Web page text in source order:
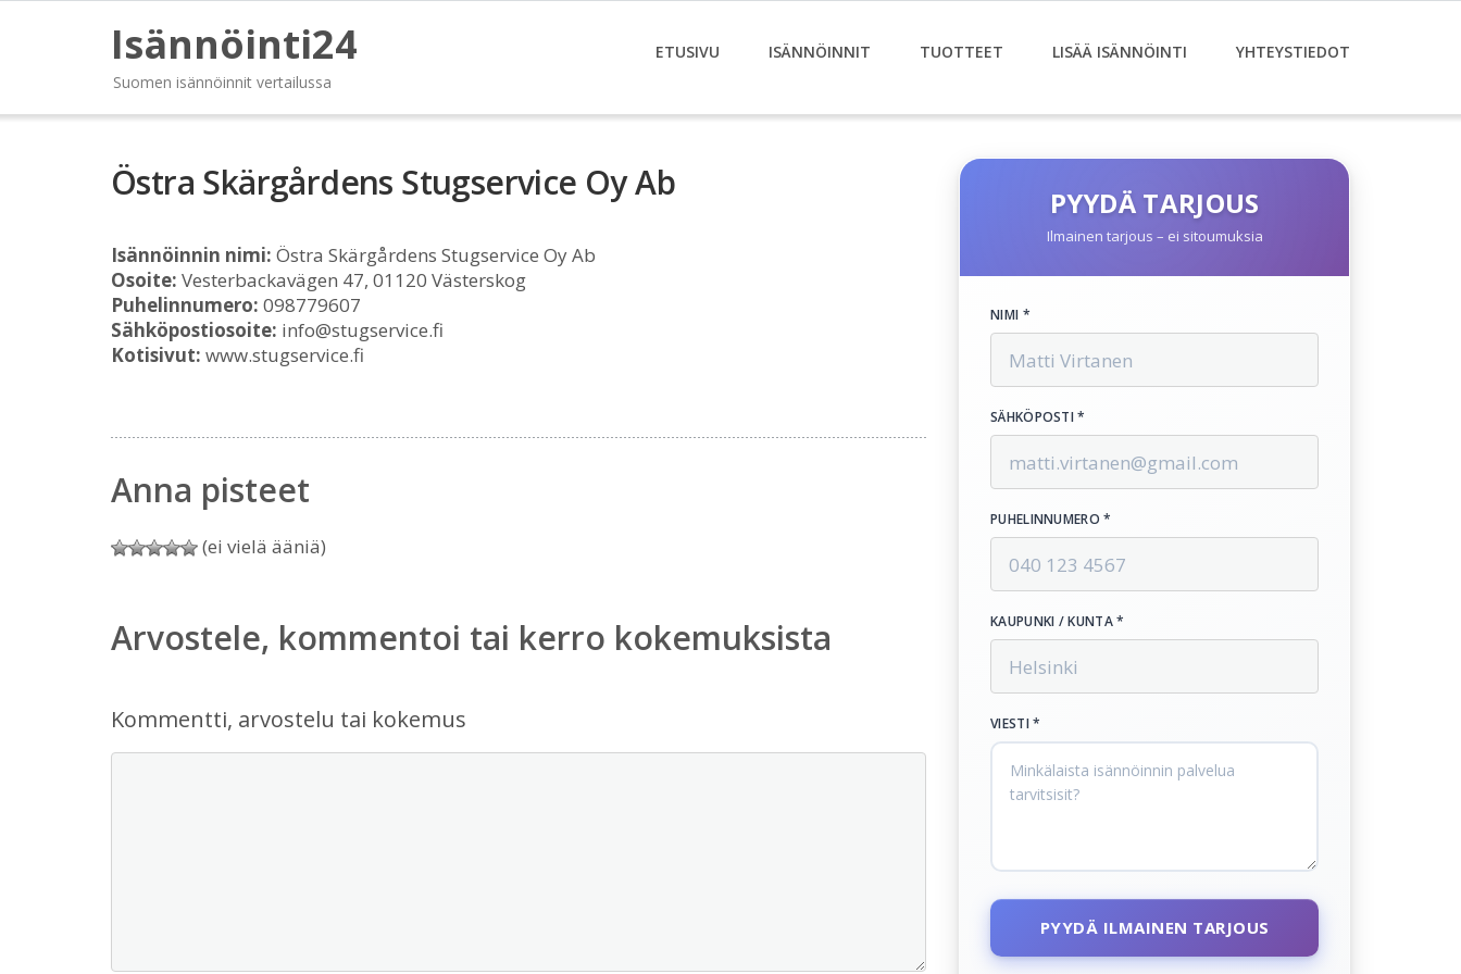
Isännöinti24
Suomen isännöinnit vertailussa
ETUSIVU ISÄNNÖINNIT TUOTTEET LISÄÄ ISÄNNÖINTI YHTEYSTIEDOT
Östra Skärgårdens Stugservice Oy Ab
Isännöinnin nimi: Östra Skärgårdens Stugservice Oy Ab
Osoite: Vesterbackavägen 47, 01120 Västerskog
Puhelinnumero: 098779607
Sähköpostiosoite: info@stugservice.fi
Kotisivut: www.stugservice.fi
Anna pisteet
(ei vielä ääniä)
Arvostele, kommentoi tai kerro kokemuksista
Kommentti, arvostelu tai kokemus
PYYDÄ TARJOUS
Ilmainen tarjous – ei sitoumuksia
NIMI *
SÄHKÖPOSTI *
PUHELINNUMERO *
KAUPUNKI / KUNTA *
VIESTI *
PYYDÄ ILMAINEN TARJOUS